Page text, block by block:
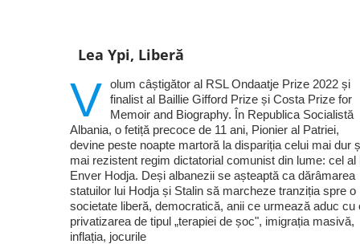
Lea Ypi, Liberă
V olum câștigător al RSL Ondaatje Prize 2022 și
finalist al Baillie Gifford Prize și Costa Prize for
Memoir and Biography. În Republica Socialistă
Albania, o fetiță precoce de 11 ani, Pionier al Patriei,
devine peste noapte martoră la dispariția celui mai dur
mai rezistent regim dictatorial comunist din lume: cel al
Enver Hodja. Deși albanezii se așteaptă ca dărâmarea
statuilor lui Hodja și Stalin să marcheze tranziția spre o
societate liberă, democratică, anii ce urmează aduc cu
privatizarea de tipul „terapiei de șoc", imigrația masivă,
inflația, jocurile